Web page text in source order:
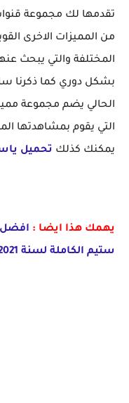
تقدمها لك مجموعة
من المميزات الاخرى
المختلفة والتي يبحث
بشكل دوري كما ذكرنا
الحالي يضم مجموعة
التي يقوم بمشاهدتها
يمكنك كذلك تحميل
يهمك هذا ايضا :
ستيم الكاملة لسنة 2021 مجانا